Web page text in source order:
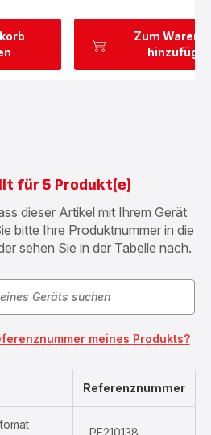
Zum
für 5 Produkt(e)
dieser Artikel mit Ihrem Gerät
bitte Ihre Produktnummer in die
sehen Sie in der Tabelle nach.
meines Produkts?
Referenznummer
PF210138